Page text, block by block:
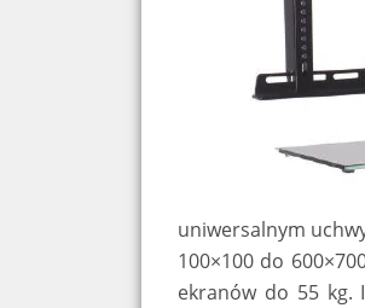
uniwersalnym
100×100 do
ekranów do 55 kg.